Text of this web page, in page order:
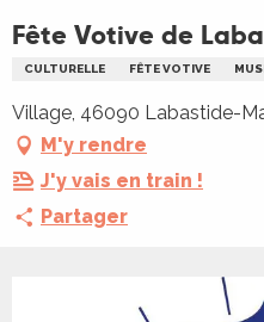
Fête Votive de
CULTURELLE FÊTE VOTIVE
Village, 46090 Labastide-
M'y rendre
J'y vais en train !
Partager